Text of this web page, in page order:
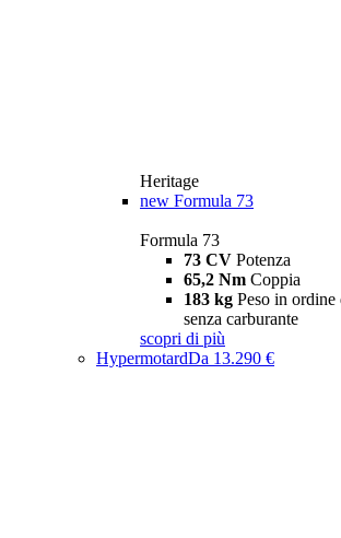
Heritage
new Formula 73
Formula 73
73 CV Potenza
65,2 Nm Coppia
183 kg Peso in ordine
senza carburante
scopri di più
HypermotardDa 13.290 €